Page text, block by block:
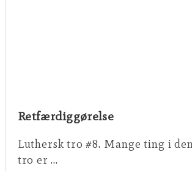
Retfærdiggørelse
Luthersk tro #8. Mange ting i
tro er …